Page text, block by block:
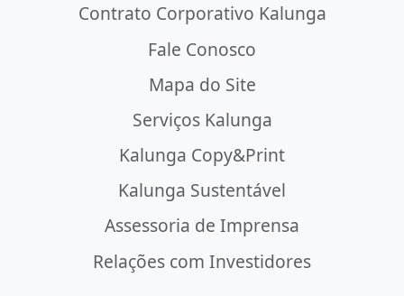
Contrato Corporativo Kalunga
Fale Conosco
Mapa do Site
Serviços Kalunga
Kalunga Copy&Print
Kalunga Sustentável
Assessoria de Imprensa
Relações com Investidores